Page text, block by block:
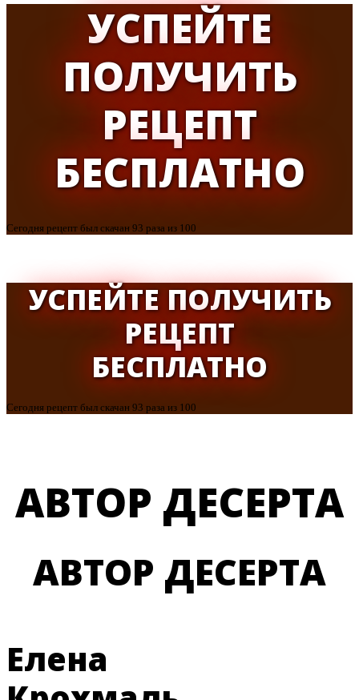
УСПЕЙТЕ
ПОЛУЧИТЬ
РЕЦЕПТ
БЕСПЛАТНО
Сегодня рецепт был скачан 93 раза из 100
УСПЕЙТЕ ПОЛУЧИТЬ
РЕЦЕПТ
БЕСПЛАТНО
Сегодня рецепт был скачан 93 раза из 100
АВТОР ДЕСЕРТА
АВТОР ДЕСЕРТА
Елена